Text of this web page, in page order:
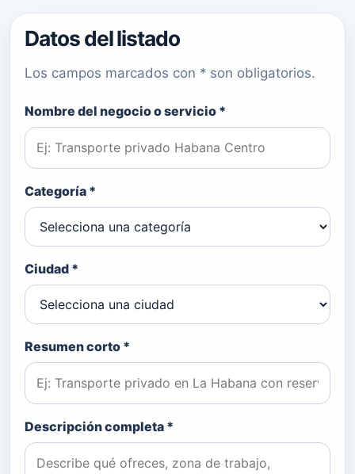
Datos del listado
Los campos marcados con * son obligatorios.
Nombre del negocio o servicio *
Categoría *
Ciudad *
Resumen corto *
Descripción completa *